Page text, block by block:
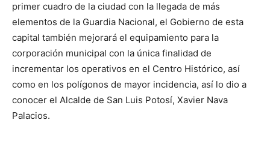
primer cuadro de la ciudad con la llegada de más
elementos de la Guardia Nacional, el Gobierno de esta
capital también mejorará el equipamiento para la
corporación municipal con la única finalidad de
incrementar los operativos en el Centro Histórico, así
como en los polígonos de mayor incidencia, así lo dio a
conocer el Alcalde de San Luis Potosí, Xavier Nava
Palacios.